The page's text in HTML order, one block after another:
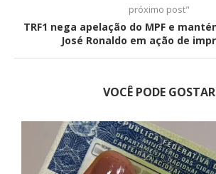
próximo post"
TRF1 nega apelação do MPF e
José Ronaldo em ação de
VOCÊ PODE GOSTAR